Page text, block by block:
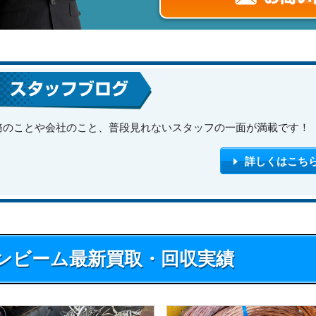
のことや会社のこと、普段見れないスタッフの一面が満載です！
詳しくはこち
ビーム最新買取・回収実績